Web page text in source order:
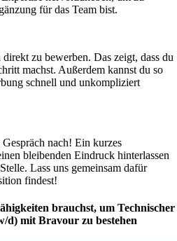
für das Team bist.
zu bewerben. Das zeigt, dass du
machst. Außerdem kannst du so
schnell und unkompliziert
nach! Ein kurzes
bleibenden Eindruck hinterlassen
Lass uns gemeinsam dafür
findest!
brauchst, um Technischer
d) mit Bravour zu bestehen